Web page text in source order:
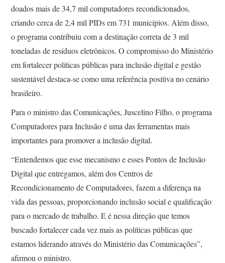
doados mais de 34,7 mil computadores recondicionados,
criando cerca de 2,4 mil PIDs em 731 municípios. Além disso,
o programa contribuiu com a destinação correta de 3 mil
toneladas de resíduos eletrônicos. O compromisso do Ministério
em fortalecer políticas públicas para inclusão digital e gestão
sustentável destaca-se como uma referência positiva no cenário
brasileiro.
Para o ministro das Comunicações, Juscelino Filho, o programa
Computadores para Inclusão é uma das ferramentas mais
importantes para promover a inclusão digital.
“Entendemos que esse mecanismo e esses Pontos de Inclusão
Digital que entregamos, além dos Centros de
Recondicionamento de Computadores, fazem a diferença na
vida das pessoas, proporcionando inclusão social e qualificação
para o mercado de trabalho. E é nessa direção que temos
buscado fortalecer cada vez mais as políticas públicas que
estamos liderando através do Ministério das Comunicações”,
afirmou o ministro.